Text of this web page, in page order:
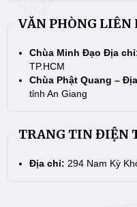
VĂN PHÒNG LIÊN
Chùa Minh Đạo Địa
TP.HCM
Chùa Phật Quang –
tỉnh An Giang
TRANG TIN ĐIỆN
Địa chỉ: 294 Nam Kỳ